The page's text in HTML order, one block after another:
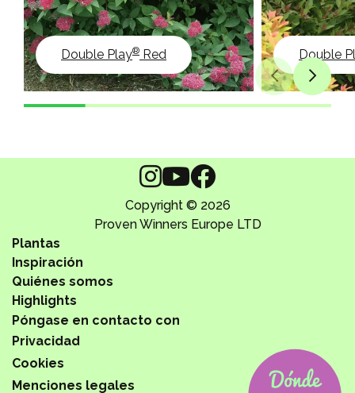
Double Play® Red Double
Copyright © 2026
Proven Winners Europe LTD
Plantas
Inspiración
Quiénes somos
Privacidad
Cookies
Menciones legales
Highlights
Póngase en contacto con